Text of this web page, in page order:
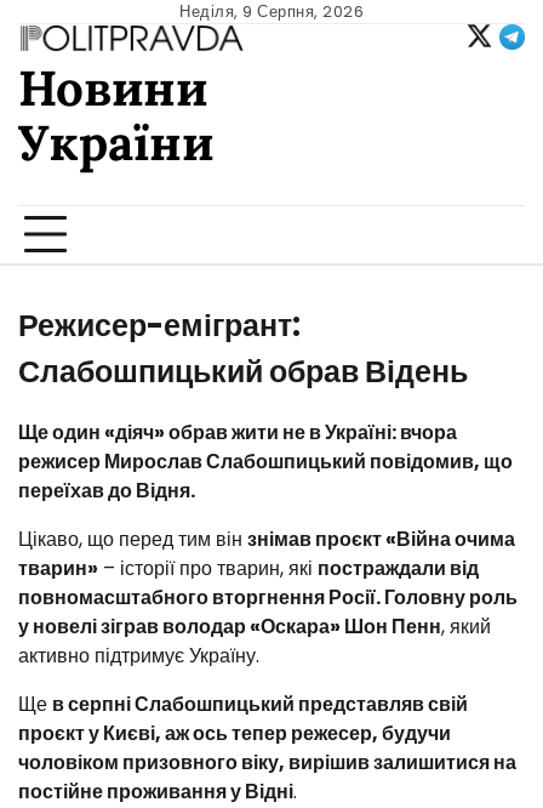
content
Неділя, 9 Серпня, 2026
Новини
України
Режисер-емігрант:
Слабошпицький обрав Відень
Ще один «діяч» обрав жити не в Україні: вчора
режисер Мирослав Слабошпицький повідомив, що
переїхав до Відня.
Цікаво, що перед тим він знімав проєкт «Війна очима
тварин» – історії про тварин, які постраждали від
повномасштабного вторгнення Росії. Головну роль
у новелі зіграв володар «Оскара» Шон Пенн, який
активно підтримує Україну.
Ще в серпні Слабошпицький представляв свій
проєкт у Києві, аж ось тепер режесер, будучи
чоловіком призовного віку, вирішив залишитися на
постійне проживання у Відні.